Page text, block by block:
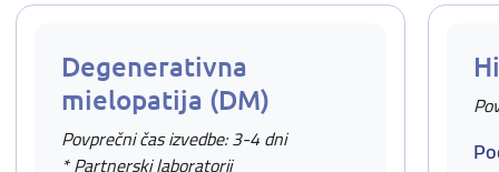
Degenerativna
mielopatija (DM)
Povprečni čas izvedbe: 3-4 dni
* Partnerski laboratorij